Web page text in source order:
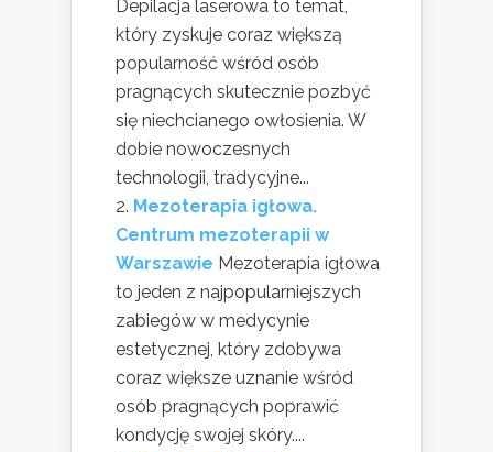
Depilacja laserowa to temat,
który zyskuje coraz większą
popularność wśród osób
pragnących skutecznie pozbyć
się niechcianego owłosienia. W
dobie nowoczesnych
technologii, tradycyjne...
Mezoterapia igłowa.
Centrum mezoterapii w
Warszawie Mezoterapia igłowa
to jeden z najpopularniejszych
zabiegów w medycynie
estetycznej, który zdobywa
coraz większe uznanie wśród
osób pragnących poprawić
kondycję swojej skóry....